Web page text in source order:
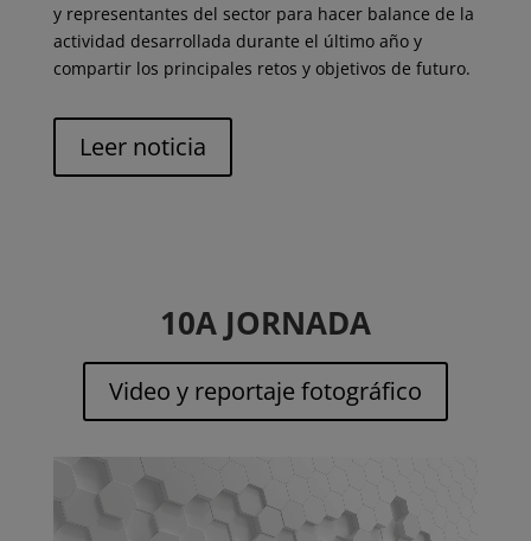
y representantes del sector para hacer balance de la
actividad desarrollada durante el último año y
compartir los principales retos y objetivos de futuro.
Leer noticia
10A JORNADA
Video y reportaje fotográfico